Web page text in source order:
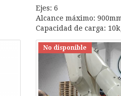
Ejes: 6
Alcance máximo:
Capacidad de carga:
No disponible